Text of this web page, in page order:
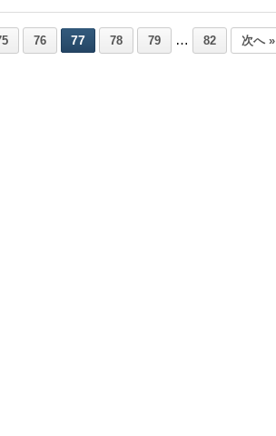
76 77 78 79 … 82 次へ »